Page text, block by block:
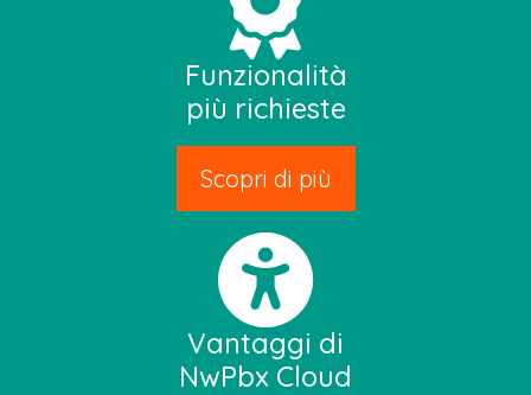
Funzionalità
più richieste
Scopri di più
Vantaggi di
NwPbx Cloud